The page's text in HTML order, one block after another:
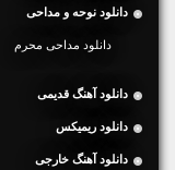
دانلود نوحه و مداحی
دانلود مداحی محرم
دانلود آهنگ قدیمی
دانلود ریمیکس
دانلود آهنگ خارجی